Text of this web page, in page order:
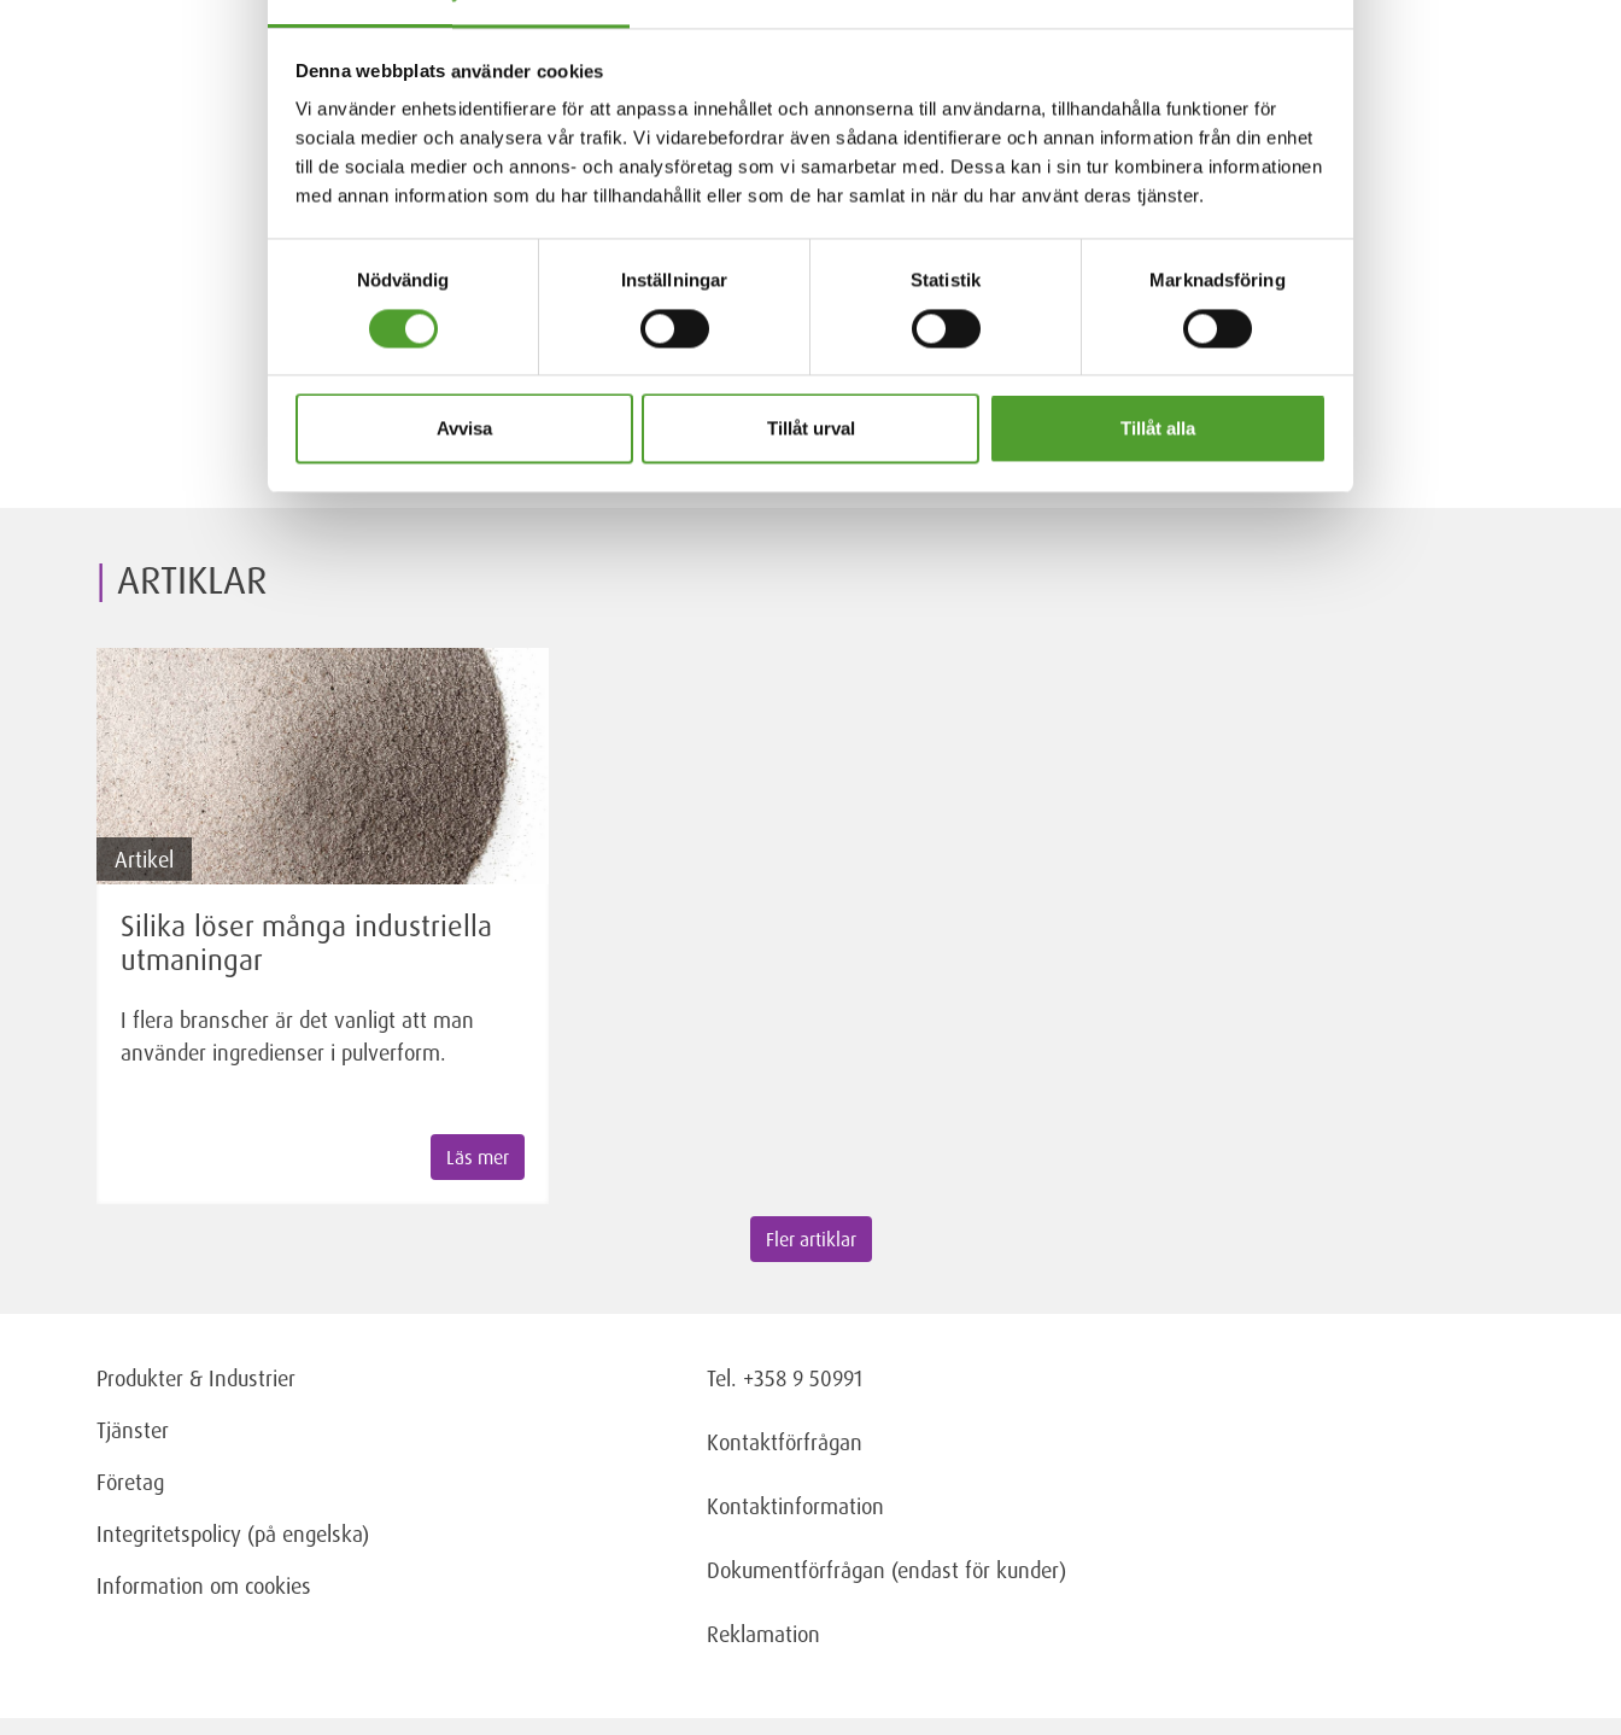
Denna webbplats använder cookies
Vi använder enhetsidentifierare för att anpassa innehållet och annonserna till användarna, tillhandahålla funktioner för
sociala medier och analysera vår trafik. Vi vidarebefordrar även sådana identifierare och annan information från din enhet
till de sociala medier och annons- och analysföretag som vi samarbetar med. Dessa kan i sin tur kombinera informationen
med annan information som du har tillhandahållit eller som de har samlat in när du har använt deras tjänster.
Nödvändig
Inställningar Statistik Marknadsföring
Avvisa Tillåt urval Tillåt alla
ARTIKLAR
Artikel
Silika löser många industriella
utmaningar
I flera branscher är det vanligt att man
använder ingredienser i pulverform.
Läs mer
Fler artiklar
Produkter & Industrier
Tjänster
Företag
Integritetspolicy (på engelska)
Information om cookies
Tel. +358 9 50991
Kontaktförfrågan
Kontaktinformation
Dokumentförfrågan (endast för kunder)
Reklamation